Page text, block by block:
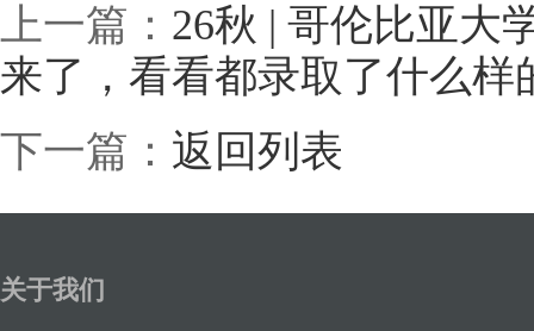
上一篇： 26秋 | 哥伦比亚大
来了，看看都录取了什么样
下一篇： 返回列表
关于我们